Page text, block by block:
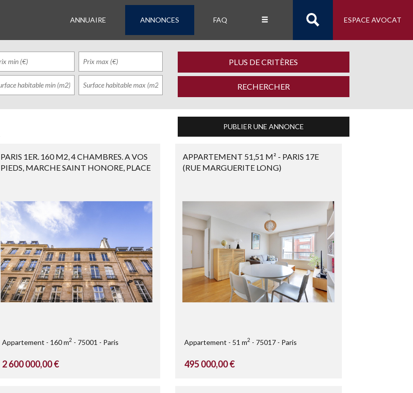
ANNUAIRE ANNONCES FAQ ESPACE AVOCAT
PLUS DE CRITÈRES
PUBLIER UNE ANNONCE
PARIS 1ER. 160 M2, 4 CHAMBRES. A VOS
PIEDS, MARCHE SAINT HONORE, PLACE
Appartement 160 m2 75001 Paris
2 600 000,00 €
APPARTEMENT 51,51 M² - PARIS 17E
(RUE MARGUERITE LONG)
Appartement 51 m2 75017 Paris
495 000,00 €